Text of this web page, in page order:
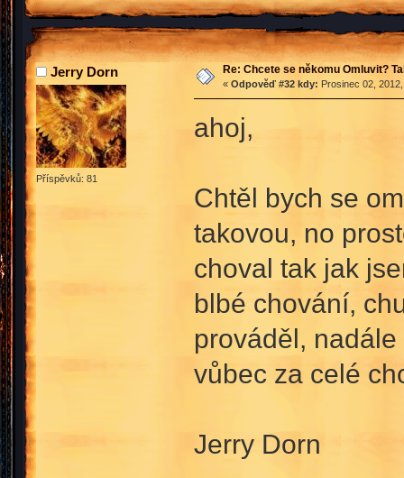
Jerry Dorn
Příspěvků: 81
Re: Chcete se někomu Omluvit?
« Odpověď #32 kdy: Prosinec 02,
ahoj,
Chtěl bych se
takovou, no
choval tak jak
blbé chování,
prováděl,
vůbec za celé
Jerry Dorn